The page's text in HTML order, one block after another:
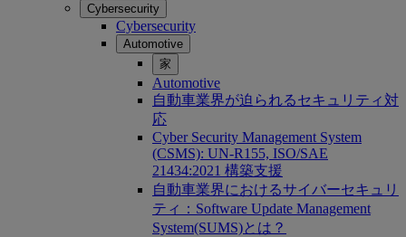
Cybersecurity
Cybersecurity
Automotive
家
Automotive
自動車業界が迫られるセキュリティ対
応
Cyber Security Management System
(CSMS): UN-R155, ISO/SAE
21434:2021 構築支援
自動車業界におけるサイバーセキュリ
ティ：Software Update Management
System(SUMS)とは？